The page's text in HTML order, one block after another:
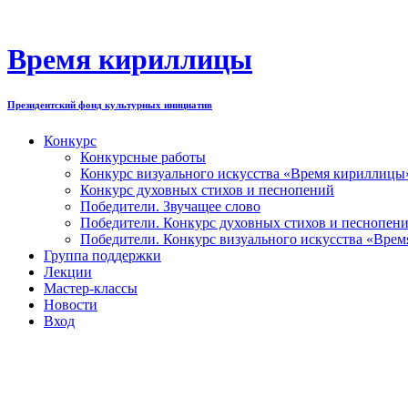
содержимому
Время кириллицы
Президентский фонд культурных инициатив
Конкурс
Конкурсные работы
Конкурс визуального искусства «Время
Конкурс духовных стихов и песнопений
Победители. Звучащее слово
Победители. Конкурс духовных стихов и
Победители. Конкурс визуального искусства
Группа поддержки
Лекции
Мастер-классы
Новости
Вход